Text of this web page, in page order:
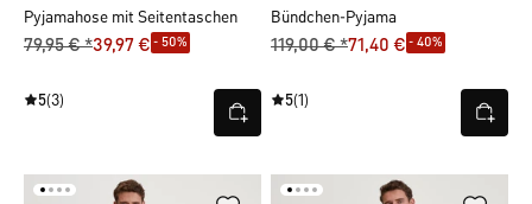
Pyjamahose mit Seitentaschen
79,95 € *39,97 € - 50%
5(3)
Bündchen-Pyjama
119,00 € *71,40 € - 40%
5(1)